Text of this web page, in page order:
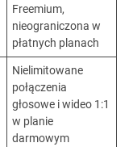
Freemium,
nieograniczona w
płatnych planach
Nielimitowane
połączenia
głosowe i wideo 1:1
w planie
darmowym